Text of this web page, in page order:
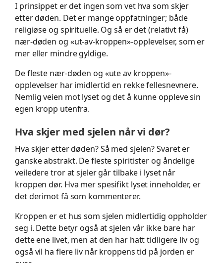
I prinsippet er det ingen som vet hva som skjer
etter døden. Det er mange oppfatninger; både
religiøse og spirituelle. Og så er det (relativt få)
nær-døden og «ut-av-kroppen»-opplevelser, som er
mer eller mindre gyldige.
De fleste nær-døden og «ute av kroppen»-
opplevelser har imidlertid en rekke fellesnevnere.
Nemlig veien mot lyset og det å kunne oppleve sin
egen kropp utenfra.
Hva skjer med sjelen når vi dør?
Hva skjer etter døden? Så med sjelen? Svaret er
ganske abstrakt. De fleste spiritister og åndelige
veiledere tror at sjeler går tilbake i lyset når
kroppen dør. Hva mer spesifikt lyset inneholder, er
det derimot få som kommenterer.
Kroppen er et hus som sjelen midlertidig oppholder
seg i. Dette betyr også at sjelen vår ikke bare har
dette ene livet, men at den har hatt tidligere liv og
også vil ha flere liv når kroppens tid på jorden er